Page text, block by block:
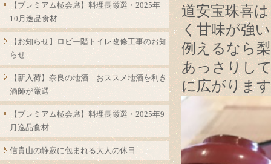
道安宝珠喜
く甘味が強
例えるなら
あっさりし
に広がりま
【プレミアム極会席】料理長厳選・2025年
10月逸品食材
【お知らせ】ロビー階トイレ改修工事のお知
らせ
【新入荷】奈良の地酒 おススメ地酒を利き
酒師が厳選
【プレミアム極会席】料理長厳選・2025年9
月逸品食材
信貴山の静寂に包まれる大人の休日